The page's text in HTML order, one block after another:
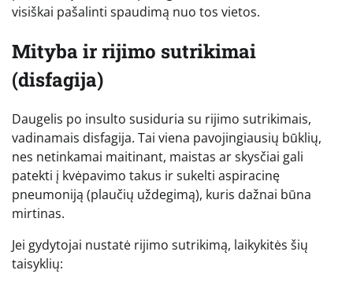
visiškai pašalinti spaudimą nuo tos vietos.
Mityba ir rijimo sutrikimai
(disfagija)
Daugelis po insulto susiduria su rijimo sutrikimais,
vadinamais disfagija. Tai viena pavojingiausių būklių,
nes netinkamai maitinant, maistas ar skysčiai gali
patekti į kvėpavimo takus ir sukelti aspiracinę
pneumoniją (plaučių uždegimą), kuris dažnai būna
mirtinas.
Jei gydytojai nustatė rijimo sutrikimą, laikykitės šių
taisyklių: